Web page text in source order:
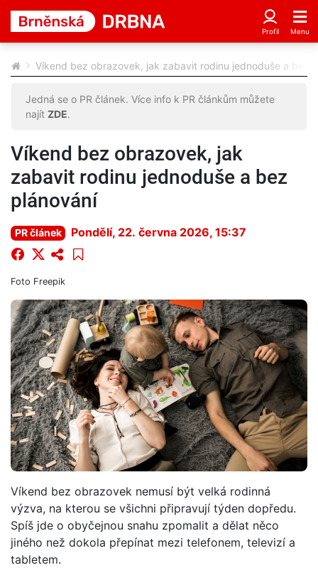
Víkend bez obrazovek, jak zabavit rodinu jednoduše a bez
Jedná se o PR článek. Více info k PR článkům můžete
najít ZDE.
Víkend bez obrazovek, jak
zabavit rodinu jednoduše a bez
plánování
PR článek Pondělí, 22. června 2026, 15:37
Foto Freepik
Víkend bez obrazovek nemusí být velká rodinná
výzva, na kterou se všichni připravují týden dopředu.
Spíš jde o obyčejnou snahu zpomalit a dělat něco
jiného než dokola přepínat mezi telefonem, televizí a
tabletem.